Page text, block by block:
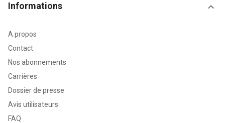
Informations
A propos
Contact
Nos abonnements
Carrières
Dossier de presse
Avis utilisateurs
FAQ